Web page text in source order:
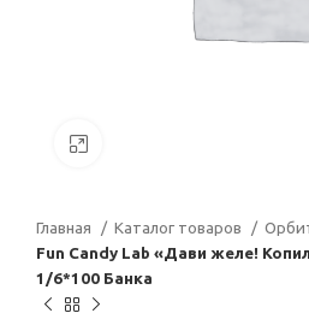
Главная Каталог товаров
Fun Candy Lab «Дави желе!
1/6*100 Банка